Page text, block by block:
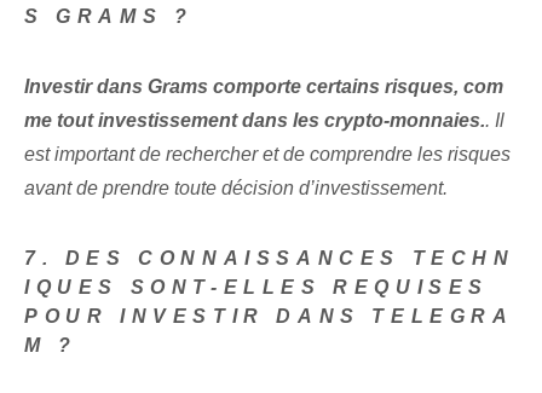
S GRAMS ?
Investir dans Grams comporte certains risques, com
me tout investissement dans les crypto-monnaies.. Il
est important de rechercher et de comprendre les risques
avant de prendre toute décision d’investissement.
7. DES CONNAISSANCES TECHN
IQUES SONT-ELLES REQUISES
POUR INVESTIR DANS TELEGRA
M ?